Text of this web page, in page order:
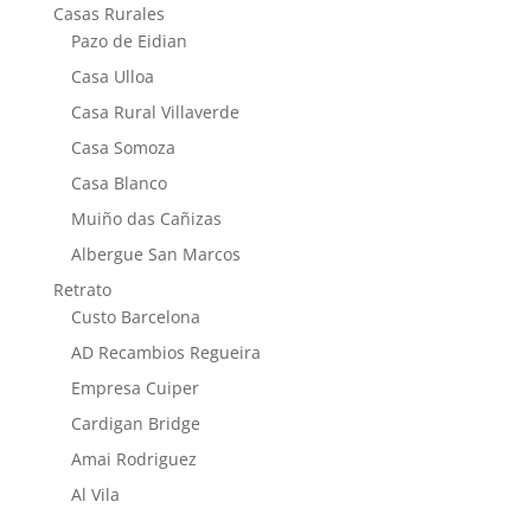
Casas Rurales
Pazo de Eidian
Casa Ulloa
Casa Rural Villaverde
Casa Somoza
Casa Blanco
Muiño das Cañizas
Albergue San Marcos
Retrato
Custo Barcelona
AD Recambios Regueira
Empresa Cuiper
Cardigan Bridge
Amai Rodriguez
Al Vila